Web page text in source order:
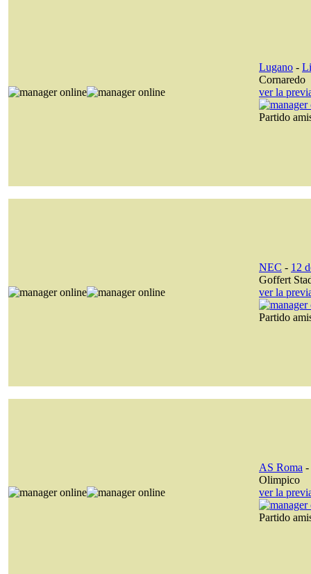
Lugano -
Cornaredo
ver la
Partido
NEC - 12
Goffert
ver la
Partido
AS Roma -
Olimpico
ver la
Partido